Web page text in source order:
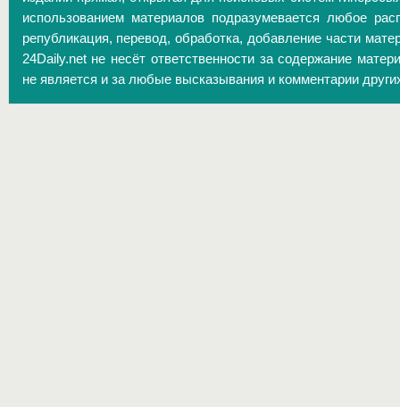
использованием материалов подразумевается любое
републикация, перевод, обработка, добавление части
24Daily.net не несёт ответственности за содержание
не является и за любые высказывания и комментарии